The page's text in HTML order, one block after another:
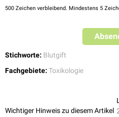
500 Zeichen verbleibend. Mindestens 5
Stichworte: Blutgift
Fachgebiete: Toxikologie
Wichtiger Hinweis zu diesem Artikel